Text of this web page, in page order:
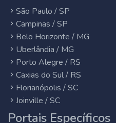
São Paulo / SP
Campinas / SP
Belo Horizonte / MG
Uberlândia / MG
Porto Alegre / RS
Caxias do Sul / RS
Florianópolis / SC
Joinville / SC
Portais Específicos